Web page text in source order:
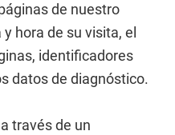
de nuestro
hora de su visita, el
identificadores
datos de diagnóstico.
través de un